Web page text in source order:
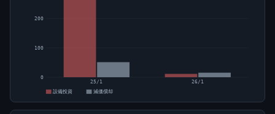
0
100
200
25/1
26/1
設備投資
減価償却